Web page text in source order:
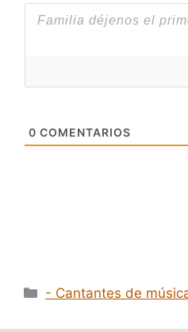
0 COMENTARIOS
Categorías
- Cantantes de